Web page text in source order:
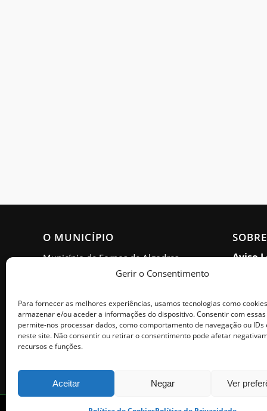
Gerir o Consentimento
Para fornecer as melhores experiências, usamos tecnologias como
armazenar e/ou aceder a informações do dispositivo. Consentir com
permite-nos processar dados, como comportamento de navegação ou IDs
neste site. Não consentir ou retirar o consentimento pode afetar
recursos e funções.
Aceitar Negar Ver
O MUNICÍPIO
Município de Fornos de Algodres
Morada: Estrada Nacional 16,
Algodres
Horário de Atendimento: Segunda
a sexta - 9h00 às 17h00
Aviso
Livro